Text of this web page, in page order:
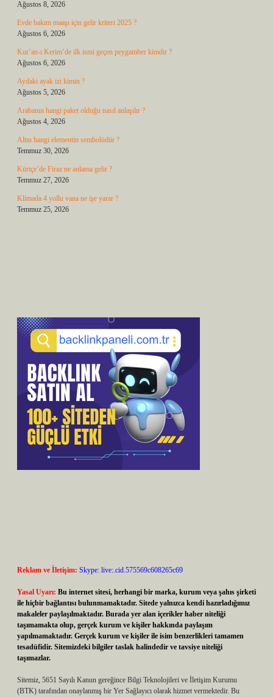
Ağustos 8, 2026
Evde bakım maaşı için gelir kriteri 2025 ?
Ağustos 6, 2026
Kur’an-ı Kerim’de ilk ismi geçen peygamber kimdir ?
Ağustos 6, 2026
Aydaki ayak izi kimin ?
Ağustos 5, 2026
Arabanın hangi paket olduğu nasıl anlaşılır ?
Ağustos 4, 2026
Altın hangi elementin sembolüdür ?
Temmuz 30, 2026
Kürtçe’de Firaz ne anlama gelir ?
Temmuz 27, 2026
Klimada 4 yollu vana ne işe yarar ?
Temmuz 25, 2026
Reklam ve İletişim: Skype: live:.cid.575569c608265c69
Yasal Uyarı: Bu internet sitesi, herhangi bir marka, kurum veya şahıs şirketi
ile hiçbir bağlantısı bulunmamaktadır. Sitede yalnızca kendi hazırladığımız
makaleler paylaşılmaktadır. Burada yer alan içerikler haber niteliği
taşımamakta olup, gerçek kurum ve kişiler hakkında paylaşım
yapılmamaktadır. Gerçek kurum ve kişiler ile isim benzerlikleri tamamen
tesadüfidir. Sitemizdeki bilgiler taslak halindedir ve tavsiye niteliği
taşımazlar.
Sitemiz, 5651 Sayılı Kanun gereğince Bilgi Teknolojileri ve İletişim Kurumu
(BTK) tarafından onaylanmış bir Yer Sağlayıcı olarak hizmet vermektedir. Bu